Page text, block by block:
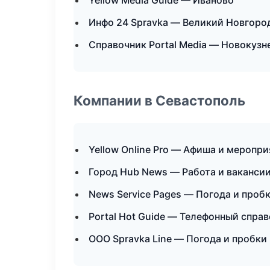
Инфо 24 Spravka — Великий
Справочник Portal Media —
Компании в Севастополь
Yellow Online Pro — Афиша и
Город Hub News — Работа и вакансии
News Service Pages — Погода и
Portal Hot Guide — Телефонный
ООО Spravka Line — Погода и пробки